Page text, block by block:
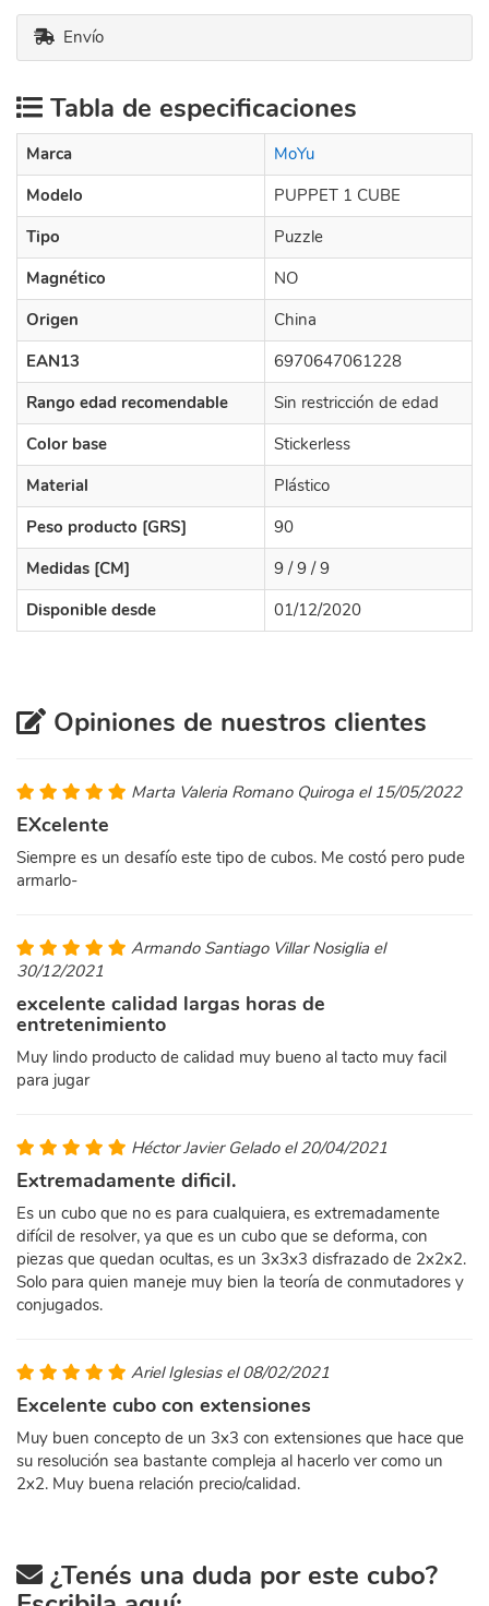
Envío
Tabla de especificaciones
Marca
MoYu
Modelo
PUPPET 1 CUBE
Tipo
Puzzle
Magnético
NO
Origen
China
EAN13
6970647061228
Rango edad recomendable
Sin restricción de edad
Color base
Stickerless
Material
Plástico
Peso producto [GRS]
90
Medidas [CM]
9 / 9 / 9
Disponible desde
01/12/2020
Opiniones de nuestros clientes
Marta Valeria Romano Quiroga el 15/05/2022
EXcelente
Siempre es un desafío este tipo de cubos. Me costó pero pude
armarlo-
Armando Santiago Villar Nosiglia el
30/12/2021
excelente calidad largas horas de
entretenimiento
Muy lindo producto de calidad muy bueno al tacto muy facil
para jugar
Héctor Javier Gelado el 20/04/2021
Extremadamente dificil.
Es un cubo que no es para cualquiera, es extremadamente
difícil de resolver, ya que es un cubo que se deforma, con
piezas que quedan ocultas, es un 3x3x3 disfrazado de 2x2x2.
Solo para quien maneje muy bien la teoría de conmutadores y
conjugados.
Ariel Iglesias el 08/02/2021
Excelente cubo con extensiones
Muy buen concepto de un 3x3 con extensiones que hace que
su resolución sea bastante compleja al hacerlo ver como un
2x2. Muy buena relación precio/calidad.
¿Tenés una duda por este cubo?